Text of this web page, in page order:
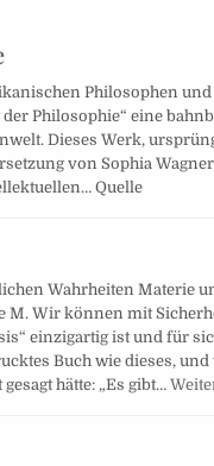
Philosophen und
Philosophie“ eine
Dieses Werk,
von Sophia
Quelle
Wahrheiten Materie
M. Wir können mit
einzigartig ist und für
Buch wie dieses,
hätte: „Es gibt…